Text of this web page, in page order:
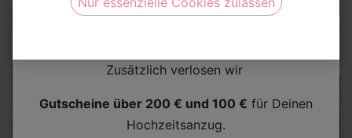
Chance auf einenBräutigam-Anzug im Wert von
Zusätzlich verlosen wir
Gutscheine über 200 € und 100 € für Deinen
Hochzeitsanzug.